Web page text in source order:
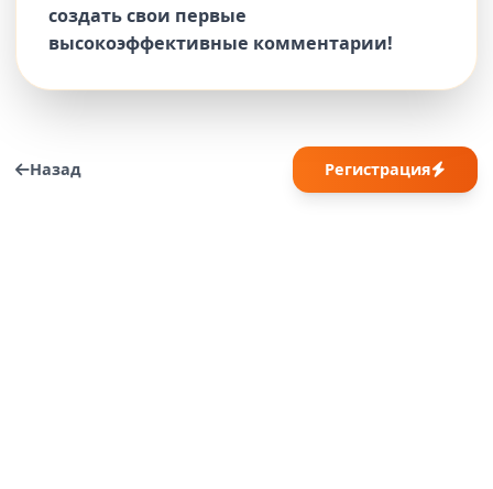
создать свои первые
высокоэффективные комментарии!
Назад Регистрация